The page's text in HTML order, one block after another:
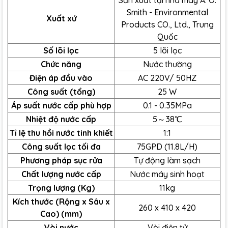
Xuất xứ
Smith - Environmental
Products CO., Ltd., Trung
Quốc
Số lõi lọc
5 lõi lọc
Chức năng
Nước thường
Điện áp đầu vào
AC 220V/ 50HZ
Công suất (tổng)
25 W
Áp suất nước cấp phù hợp
0.1 - 0.35MPa
Nhiệt độ nước cấp
5～38℃
Tỉ lệ thu hồi nước tinh khiết
1:1
Công suất lọc tối đa
75GPD (11.8L/H)
Phương pháp sục rửa
Tự động làm sạch
Chất lượng nước cấp
Nước máy sinh hoạt
Trọng lượng (Kg)
11kg
Kích thước (Rộng x Sâu x
Cao) (mm)
260 x 410 x 420